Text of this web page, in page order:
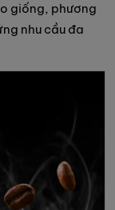
giống, phương
nhu cầu đa